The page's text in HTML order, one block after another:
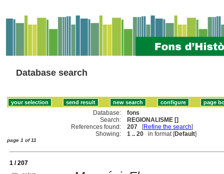
Database search
Database:
fons
Search:
REGIONALISME []
References found:
207 [Refine the search]
Showing:
1 .. 20 in format [Default]
page 1 of 11
1 / 207